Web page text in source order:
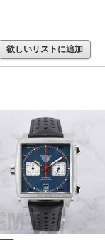
欲しいリストに追加